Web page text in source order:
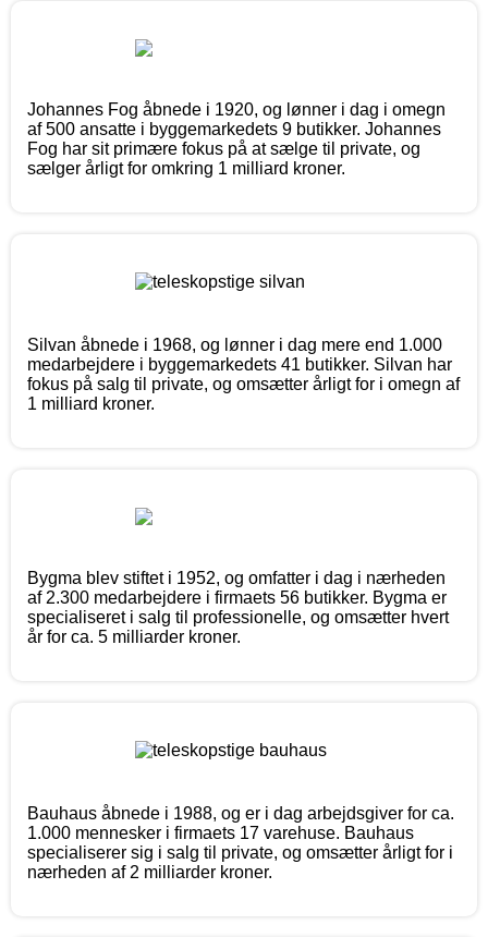
Johannes Fog åbnede i 1920, og lønner i dag i omegn
af 500 ansatte i byggemarkedets 9 butikker. Johannes
Fog har sit primære fokus på at sælge til private, og
sælger årligt for omkring 1 milliard kroner.
Silvan åbnede i 1968, og lønner i dag mere end 1.000
medarbejdere i byggemarkedets 41 butikker. Silvan har
fokus på salg til private, og omsætter årligt for i omegn af
1 milliard kroner.
Bygma blev stiftet i 1952, og omfatter i dag i nærheden
af 2.300 medarbejdere i firmaets 56 butikker. Bygma er
specialiseret i salg til professionelle, og omsætter hvert
år for ca. 5 milliarder kroner.
Bauhaus åbnede i 1988, og er i dag arbejdsgiver for ca.
1.000 mennesker i firmaets 17 varehuse. Bauhaus
specialiserer sig i salg til private, og omsætter årligt for i
nærheden af 2 milliarder kroner.